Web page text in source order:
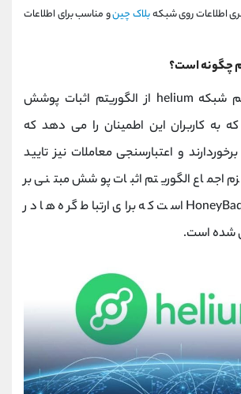
اطلاعات روی شبکهبلاک چینو مناسب برای اطلاعات
چگونه است؟
همانطور که گفتیم شبکه helium از الگوریتم اثبات پوشش
به کاربران این اطمینان را می دهد که
و اعتبارسنجی معاملات نیز تایید
اجماع الگوریتم اثبات پوشش مبتنی بر
پروتکل HoneyBadger BFT است که برای ارتباط گره ها در
شده است.